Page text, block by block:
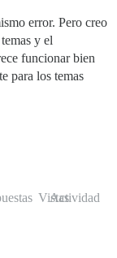
error. Pero creo
y el
funcionar bien
para los temas
Vistas
Actividad